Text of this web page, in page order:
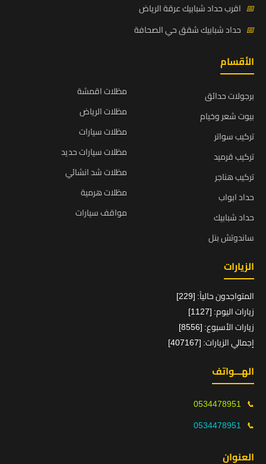
📅 اقرب حداد شبابيك عرقة الرياض
📅 حداد شبابيك شقق حي الصحافة
الأقسام
برجولات حدائق
بيوت شعر وخيام
تركيب سواتر
تركيب قرميد
تركيب هناجر
حداد ابواب
حداد شبابيك
ساندوتش بنل
مظلات اقمشة
مظلات الرياض
مظلات سيارات
مظلات سيارات حديد
مظلات شد انشائي
مظلات هرمية
مواقف سيارات
الزيارات
المتواجدون حالياً: [229]
زيارات اليوم: [1127]
زيارات الأسبوع: [8556]
إجمالي الزيارات: [407167]
الهـــواتف
📞
0534478951
📞
0534478951
العنوان